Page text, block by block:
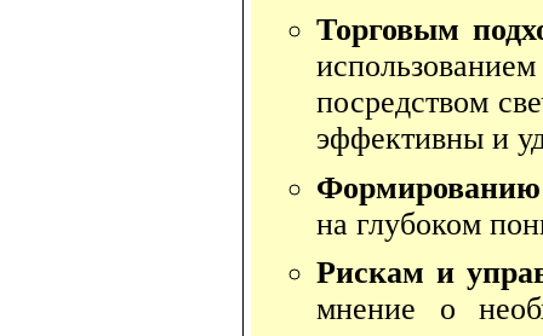
Торговым
посредством
эффективны и
Формированию
на глубоком
Рискам и
мнение о